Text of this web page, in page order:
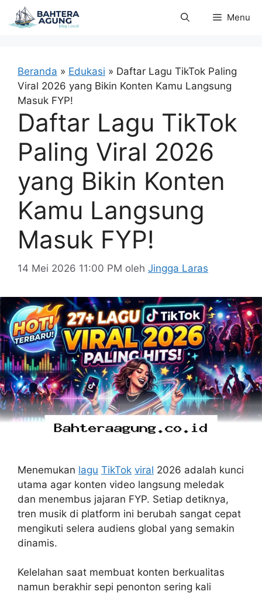
Langsung
ke
Menu
Beranda » Edukasi » Daftar Lagu TikTok Paling
Viral 2026 yang Bikin Konten Kamu Langsung
Masuk FYP!
Daftar Lagu TikTok
Paling Viral 2026
yang Bikin Konten
Kamu Langsung
Masuk FYP!
14 Mei 2026 11:00 PM oleh Jingga Laras
Menemukan lagu TikTok viral 2026 adalah kunci
utama agar konten video langsung meledak
dan menembus jajaran FYP. Setiap detiknya,
tren musik di platform ini berubah sangat cepat
mengikuti selera audiens global yang semakin
dinamis.
Kelelahan saat membuat konten berkualitas
namun berakhir sepi penonton sering kali